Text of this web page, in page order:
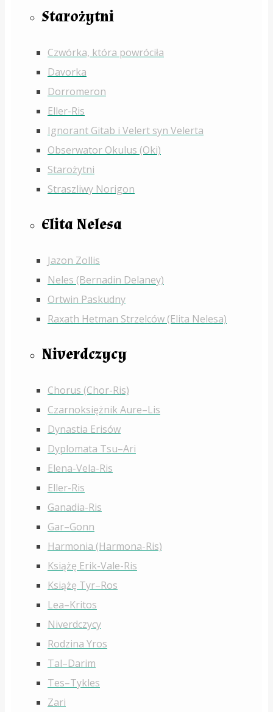
Starożytni
Czwórka, która powróciła
Davorka
Dorromeron
Eller-Ris
Ignorant Gitab i Velert syn Velerta
Obserwator Okulus (Oki)
Starożytni
Straszliwy Norigon
Elita Nelesa
Jazon Zollis
Neles (Bernadin Delaney)
Ortwin Paskudny
Raxath Hetman Strzelców (Elita Nelesa)
Niverdczycy
Chorus (Chor-Ris)
Czarnoksiężnik Aure–Lis
Dynastia Erisów
Dyplomata Tsu–Ari
Elena-Vela-Ris
Eller-Ris
Ganadia-Ris
Gar–Gonn
Harmonia (Harmona-Ris)
Książę Erik-Vale-Ris
Książę Tyr–Ros
Lea–Kritos
Niverdczycy
Rodzina Yros
Tal–Darim
Tes–Tykles
Zari